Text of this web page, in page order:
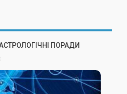
ПОРАДИ